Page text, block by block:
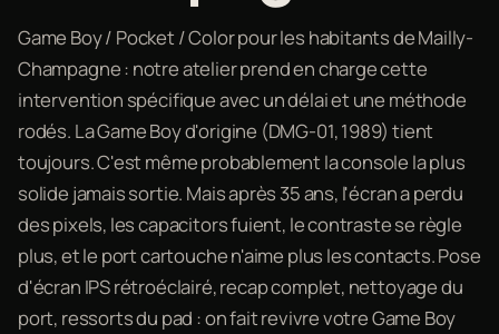
Game Boy / Pocket / Color pour les habitants de Mailly-
Champagne : notre atelier prend en charge cette
intervention spécifique avec un délai et une méthode
rodés. La Game Boy d'origine (DMG-01, 1989) tient
toujours. C'est même probablement la console la plus
solide jamais sortie. Mais après 35 ans, l'écran a perdu
des pixels, les capacitors fuient, le contraste se règle
plus, et le port cartouche n'aime plus les contacts. Pose
d'écran IPS rétroéclairé, recap complet, nettoyage du
port, ressorts du pad : on fait revivre votre Game Boy